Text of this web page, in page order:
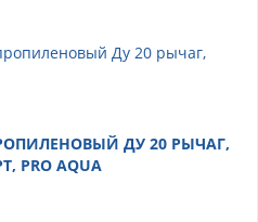
ДУ 20 РЫЧАГ,
PRO AQUA